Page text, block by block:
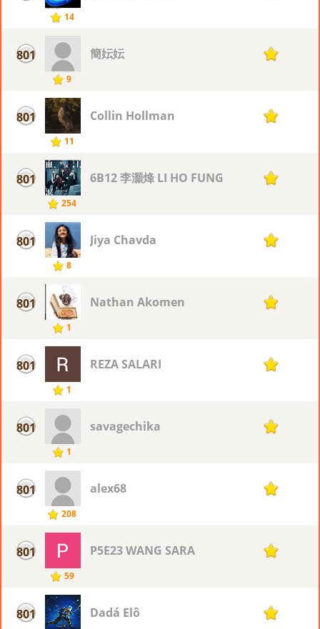
14
801
9
簡妘妘 1
801
11
Collin Hollman 1
801
254
6B12 李灝烽 LI HO FUNG 1
801
8
Jiya Chavda 1
801
1
Nathan Akomen 1
801
1
REZA SALARI 1
801
1
savagechika 1
801
208
alex68 1
801
59
P5E23 WANG SARA 1
801 Dadá Elô 1